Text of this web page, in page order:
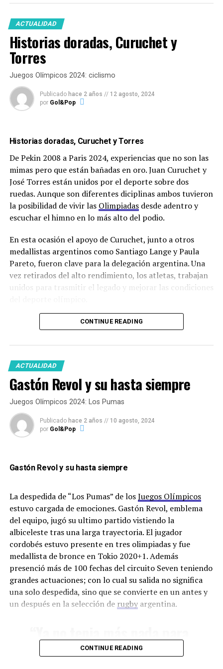
ACTUALIDAD
Historias doradas, Curuchet y
Torres
Juegos Olímpicos 2024: ciclismo
Publicado hace 2 años // 12 agosto, 2024
por Gol&Pop
Historias doradas, Curuchet y Torres
De Pekin 2008 a Paris 2024, experiencias que no son las
mimas pero que están bañadas en oro. Juan Curuchet y
José Torres están unidos por el deporte sobre dos
ruedas. Aunque son diferentes diciplinas ambos tuvieron
la posibilidad de vivir las Olimpiadasdesde adentro y
escuchar el himno en lo más alto del podio.
En esta ocasión el apoyo de Curuchet, junto a otros
medallistas argentinos como Santiago Lange y Paula
Pareto, fueron clave para la delegación argentina. Una
vez retirados del alto rendimiento, los atletas, trabajan
unidos para trasmitir el legado y mejorar las condiciones
“El – José Torres –
me dijo medalla o
yeso”
En particular en este juego, comparado con los
otros que estuviste, como lo viste?
“De los 9 Juegos Olímpicos
que estuve este no me
los atletas”
CONTINUE READING
ACTUALIDAD
Gastón Revol y su hasta siempre
Juegos Olímpicos 2024: Los Pumas
Publicado hace 2 años // 10 agosto, 2024
por Gol&Pop
Gastón Revol y su hasta siempre
La despedida de “Los Pumas” de losJuegos Olímpicos
estuvo cargada de emociones. Gastón Revol, emblema
del equipo, jugó su ultimo partido vistiendo la
albiceleste tras una larga trayectoria. El jugador
cordobés estuvo presente en tres olimpiadas y fue
medallista de bronce en Tokio 2020+1. Además
presenció más de 100 fechas del circuito Seven teniendo
grandes actuaciones; con lo cual su salida no significa
una solo despedida, sino que se convierte en un antes y
un después en la selección de rugbyargentina.
darle al equipo, porque no
CONTINUE READING